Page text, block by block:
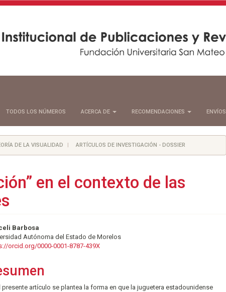
TODOS LOS NÚMEROS ACERCA DE RECOMENDACIONES ENVÍOS
DE LA VISUALIDAD ARTÍCULOS DE INVESTIGACIÓN - DOSSIER
en el contexto de las
Barbosa
Autónoma del Estado de Morelos
orcid.org/0000-0001-8787-439X
presente artículo se plantea la forma en que la juguetera estadounidense